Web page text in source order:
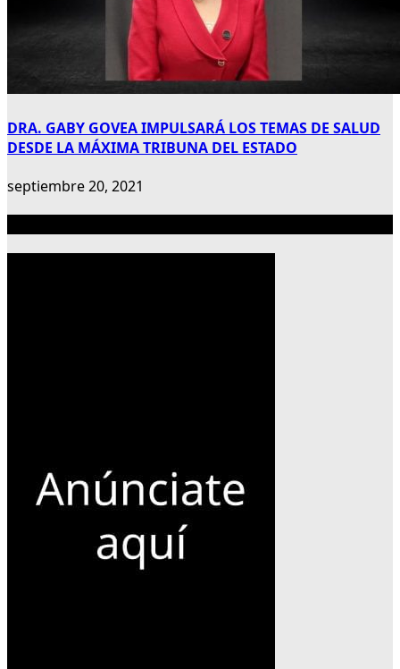
DRA. GABY GOVEA IMPULSARÁ LOS TEMAS DE SALUD
DESDE LA MÁXIMA TRIBUNA DEL ESTADO
septiembre 20, 2021